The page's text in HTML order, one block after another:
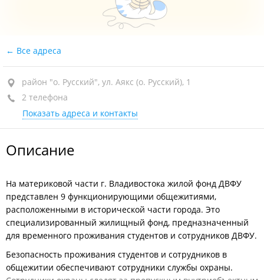
Все адреса
район "о. Русский", ул. Аякс (о. Русский), 1
2 телефона
Показать адреса и контакты
Описание
На материковой части г. Владивостока жилой фонд ДВФУ
представлен 9 функционирующими общежитиями,
расположенными в исторической части города. Это
специализированный жилищный фонд, предназначенный
для временного проживания студентов и сотрудников ДВФУ.
Безопасность проживания студентов и сотрудников в
общежитии обеспечивают сотрудники службы охраны.